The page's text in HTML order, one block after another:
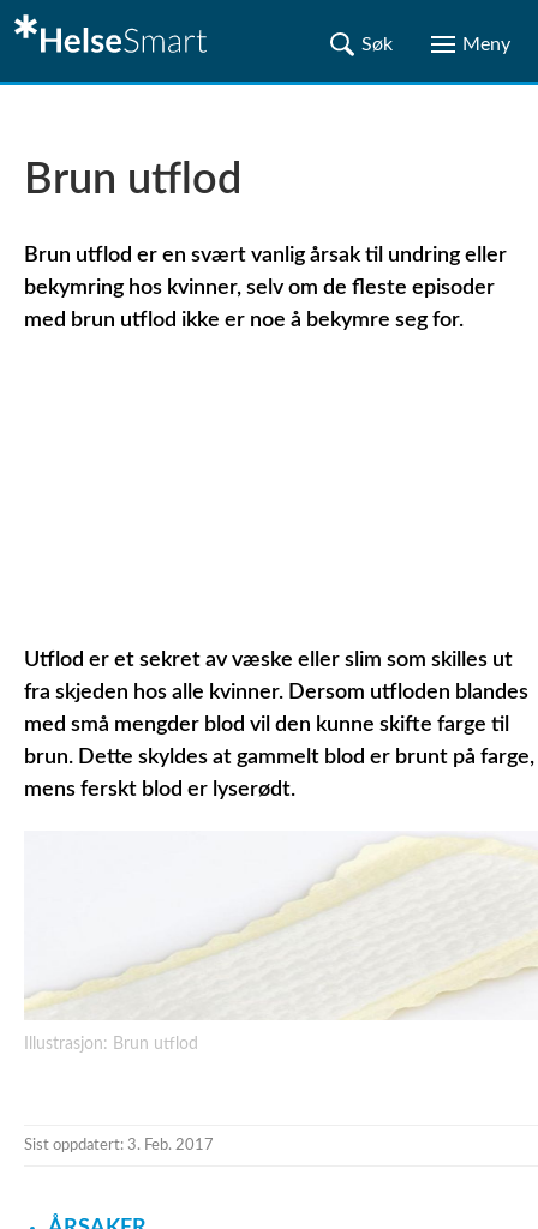
Brun utflod
Brun utflod er en svært vanlig årsak til undring eller
bekymring hos kvinner, selv om de fleste episoder
med brun utflod ikke er noe å bekymre seg for.
Utflod er et sekret av væske eller slim som skilles ut
fra skjeden hos alle kvinner. Dersom utfloden blandes
med små mengder blod vil den kunne skifte farge til
brun. Dette skyldes at gammelt blod er brunt på farge,
mens ferskt blod er lyserødt.
Illustrasjon: Brun utflod
Sist oppdatert: 3. Feb. 2017